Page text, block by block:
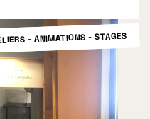
- ANIMATIONS - STAGES